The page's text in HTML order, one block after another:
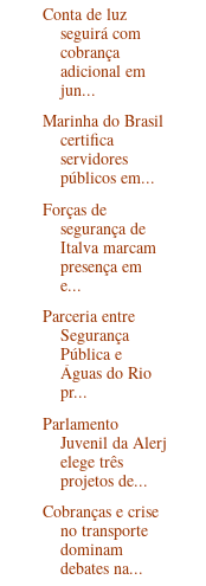
Conta de luz
seguirá com
cobrança
adicional em
jun...
Marinha do Brasil
certifica
servidores
públicos em...
Forças de
segurança de
Italva marcam
presença em
e...
Parceria entre
Segurança
Pública e
Águas do Rio
pr...
Parlamento
Juvenil da Alerj
elege três
projetos de...
Cobranças e crise
no transporte
dominam
debates na...